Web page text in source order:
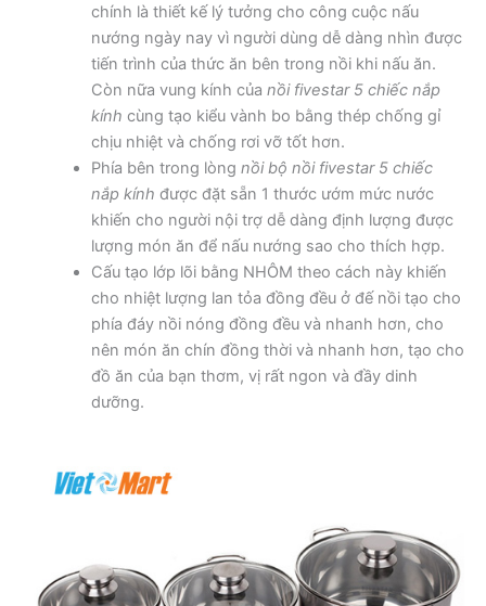
chính là thiết kế lý tưởng cho công cuộc nấu
nướng ngày nay vì người dùng dễ dàng nhìn được
tiến trình của thức ăn bên trong nồi khi nấu ăn.
Còn nữa vung kính của nồi fivestar 5 chiếc nắp
kính cùng tạo kiểu vành bo bằng thép chống gỉ
chịu nhiệt và chống rơi vỡ tốt hơn.
Phía bên trong lòng nồi bộ nồi fivestar 5 chiếc
nắp kính được đặt sẵn 1 thước ướm mức nước
khiến cho người nội trợ dễ dàng định lượng được
lượng món ăn để nấu nướng sao cho thích hợp.
Cấu tạo lớp lõi bằng NHÔM theo cách này khiến
cho nhiệt lượng lan tỏa đồng đều ở đế nồi tạo cho
phía đáy nồi nóng đồng đều và nhanh hơn, cho
nên món ăn chín đồng thời và nhanh hơn, tạo cho
đồ ăn của bạn thơm, vị rất ngon và đầy dinh
dưỡng.